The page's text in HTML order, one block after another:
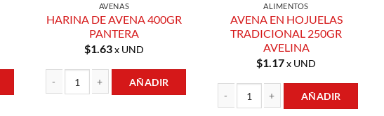
AVENAS
HARINA DE AVENA 400GR
PANTERA
$1.63x UND
AÑADIR
ALIMENTOS
AVENA EN HOJUELAS
TRADICIONAL 250GR
AVELINA
$1.17x UND
AÑADIR